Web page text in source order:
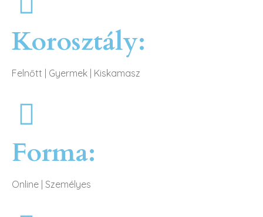
Korosztály:
Felnőtt | Gyermek | Kiskamasz
Forma:
Online Személyes